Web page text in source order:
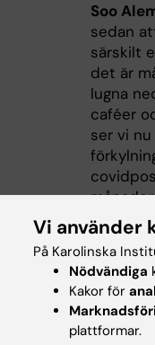
Soo
sedan
särskilt
det är
lugna
caféer
ser vi
mycket
inom
det och
väldigt
Vi använder
På Karolinska
Nödvändiga
Kakor för
plattformar.